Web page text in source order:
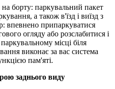
борту: паркувальний пакет
а також в'їзд і виїзд з
впевнено припаркуватися
огляду або розслабитися і
місці біля
виконає за вас система
пам'яті.
заднього виду